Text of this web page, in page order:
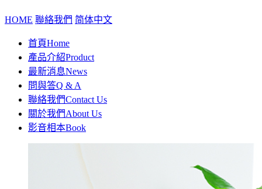
HOME 聯絡我們 简体中文
首頁Home
產品介紹Product
最新消息News
問與答Q & A
聯絡我們Contact Us
關於我們About Us
影音相本Book